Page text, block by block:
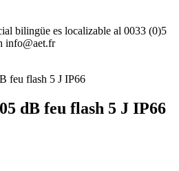
bilingüe es localizable al 0033 (0)5
info@aet.fr
feu flash 5 J IP66
dB feu flash 5 J IP66